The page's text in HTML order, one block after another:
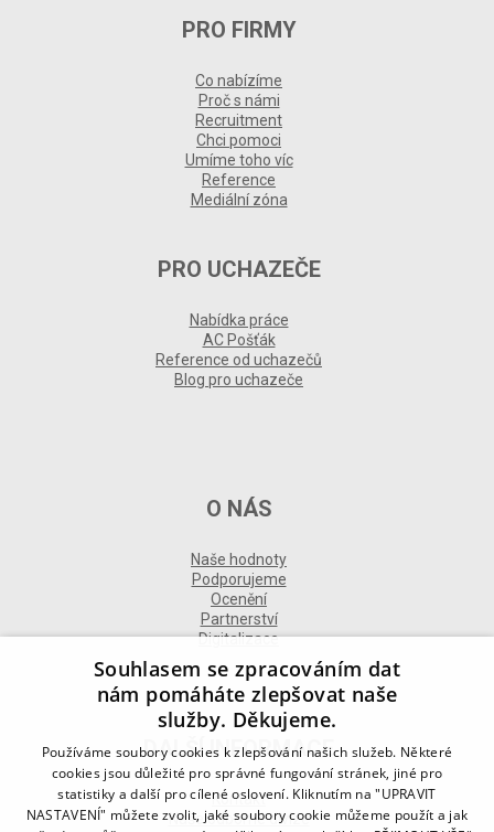
PRO FIRMY
Co nabízíme
Proč s námi
Recruitment
Chci pomoci
Umíme toho víc
Reference
Mediální zóna
PRO UCHAZEČE
Nabídka práce
AC Pošťák
Reference od uchazečů
Blog pro uchazeče
O NÁS
Naše hodnoty
Podporujeme
Ocenění
Partnerství
Digitalizace
DALŠÍ INFORMACE
Kontakt
Naše odborné divize
Souhlasem se zpracováním dat
nám pomáháte zlepšovat naše
služby. Děkujeme.
Používáme soubory cookies k zlepšování našich služeb. Některé
cookies jsou důležité pro správné fungování stránek, jiné pro
statistiky a další pro cílené oslovení. Kliknutím na "UPRAVIT
NASTAVENÍ" můžete zvolit, jaké soubory cookie můžeme použít a jak